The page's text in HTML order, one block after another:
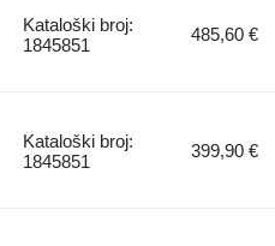
Kataloški broj:
1845851
485,60 €
Kataloški broj:
1845851
399,90 €